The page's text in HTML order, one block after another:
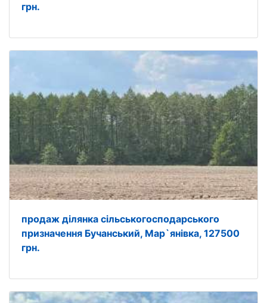
грн.
продаж ділянка сільськогосподарського
призначення Бучанський, Мар`янівка, 127500
грн.